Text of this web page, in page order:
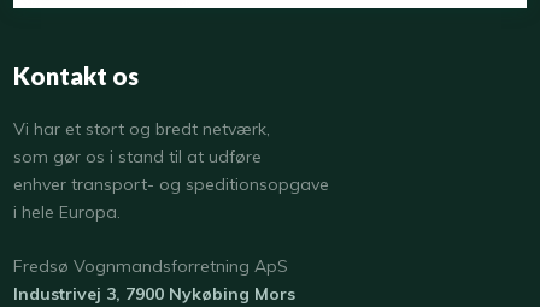
Kontakt os
​Vi har et stort og bredt netværk,
som gør os i stand til at udføre
enhver transport- og speditionsopgave
i hele Europa.
​Fredsø Vognmandsforretning ApS
Industrivej 3, 7900 Nykøbing Mors